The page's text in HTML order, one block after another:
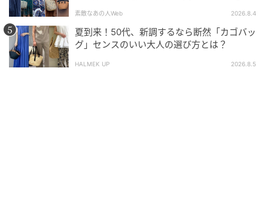
さりげない配色ステッチがワントーンのカーディガン
にニュアンスを効かせてくれるほか、ボタンを全て留
めて1枚着としても着用可能です。
素敵なあの人Web 2026.8.4
夏到来！50代、新調するなら断然「カゴバッ
グ」センスのいい大人の選び方とは？
HALMEK UP 2026.8.5